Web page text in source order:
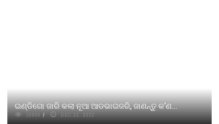
ଇଣ୍ଡିଗୋ ଜାରି କଲା ନୂଆ ଆଡଭାଇଜରି, ଜାଣନ୍ତୁ କ’ଣ...
15600 DEC 13, 2022